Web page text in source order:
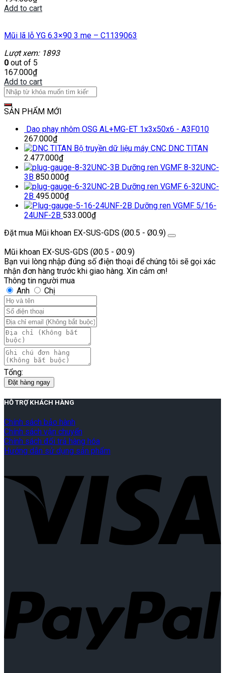
Add to cart
Mũi lã lỗ YG 6.3×90 3 me – C1139063
Lượt xem: 1893
0 out of 5
167.000₫
Add to cart
SẢN PHẨM MỚI
Dao phay nhôm OSG AL+MG-ET 1x3x50x6 - A3F010
267.000₫
Bộ truyền dữ liệu máy CNC DNC TITAN
2.477.000₫
Dưỡng ren VGMF 8-32UNC-
3B 850.000₫
Dưỡng ren VGMF 6-32UNC-
2B 495.000₫
Dưỡng ren VGMF 5/16-
24UNF-2B 533.000₫
Đặt mua Mũi khoan EX-SUS-GDS (Ø0.5 - Ø0.9)
Mũi khoan EX-SUS-GDS (Ø0.5 - Ø0.9)
Bạn vui lòng nhập đúng số điện thoại để chúng tôi sẽ gọi xác
nhận đơn hàng trước khi giao hàng. Xin cảm ơn!
Thông tin người mua
Anh
Chị
Tổng:
Đặt hàng ngay
HỖ TRỢ KHÁCH HÀNG
Chính sách bảo hành
Chính sách vận chuyển
Chính sách đổi trả hàng hóa
Hướng dẫn sử dụng sản phẩm